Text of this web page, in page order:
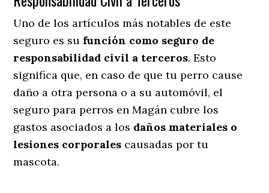
Uno de los artículos más notables de este
seguro es su función como seguro de
responsabilidad civil a terceros. Esto
significa que, en caso de que tu perro cause
daño a otra persona o a su automóvil, el
seguro para perros en Magán cubre los
gastos asociados a los daños materiales o
lesiones corporales causadas por tu
mascota.